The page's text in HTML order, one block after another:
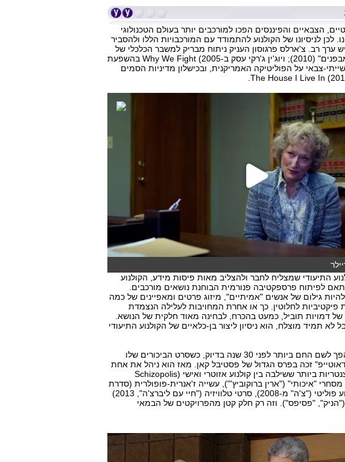
הצבאיים והפיננסים הפכו למורכבים יותר בעולם הטכנולוגי
לכן לניסיונו של הקולנוע להתמודד עם המורכבויות הללו ולהסביר
ערך רב. צ'ארלס פרגוסון העניק ניתוח מבריק למשבר הכלכלי של
2008 ב"עבודה מבפנים" (2010); ויוג'ין ג'רקי עסק ב-Why We Fight (2005 בהשפעת
צבאי על הפוליטיקה האמריקנית, ובכישלון מדיניות הסמים
התיעודי שמצליח לחבר ולהצליב מאות פיסות מידע, הקולנוע
לפיתוח פרספקטיבה פנורמית הבוחנת נושאים מורכבים.
להיות גילום של אנשים "אמיתיים", מיזוג פרטים ומאפיינים של כמה
פיקטיביות לחלוטין. כך או אחרת המחויבות לעלילה הנצמדת
דמויות תוביל, כמעט בהכרח, לבחינה מאוד חלקית של הנושא.
לא תמיד מוצלח, הוא ניסיון ליצור בן-כלאיים של הקולנוע התיעודי
סטיבן סודרברג הפך לשם החם ביותר לפני 30 שנה בדיוק, כשסרט הביכורים שלו
זכה בפרס הגדול של פסטיבל קאן. מאז הוא ניהל את אחת
הקריירות האקסצנטריות ביותר ששילבה בין קולנוע אזוטרי ואישי (Schizopolis
מסחרי "איכותי" ("ארין ברוקוביץ'"), עשייה ז'אנרית-פופולרית (סדרת
"אושן 11"), קולנוע פוליטי ("צ'ה" מ-2008), סרטי טלוויזיה ("חיי עם ליברצ'ה", 2013)
("הניק", "פסיפס"). וזה רק חלק קטן מהפרויקטים של הבמאי